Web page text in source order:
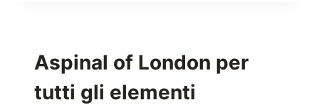
ORA
Aspinal of London per
tutti gli elementi